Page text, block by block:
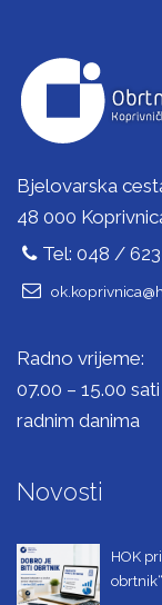
Bjelovarska
48 000
Tel: 048 /
Radno vrijeme:
07.00 – 15.00 sati
radnim danima
Novosti
HOK